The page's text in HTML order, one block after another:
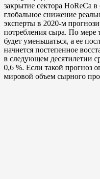
закрытие сектора HoReCa
глобальное снижение
эксперты в 2020-м
потребления сыра. По мере
будет уменьшаться, а ее
начнется постепенное
в следующем десятилетии
0,6 %. Если такой прогноз
мировой объем сырного